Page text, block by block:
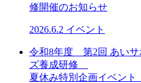
修開催のお知らせ
2026.6.2 イベント
令和8年度 第2回 あいサ
ズ養成研修
夏休み特別企画イベン